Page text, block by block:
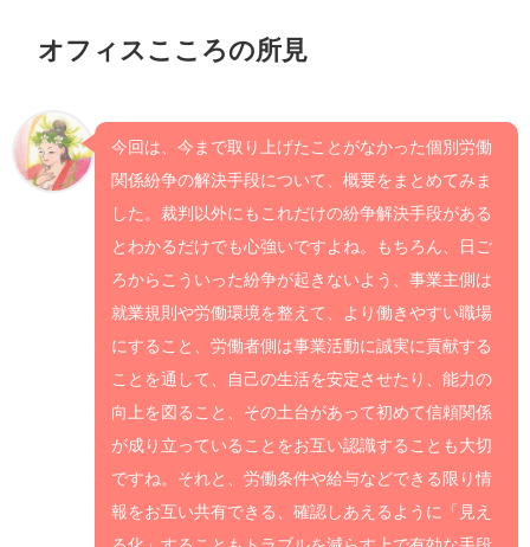
オフィスこころの所見
今回は、今まで取り上げたことがなかった個別労働
関係紛争の解決手段について、概要をまとめてみま
した。裁判以外にもこれだけの紛争解決手段がある
とわかるだけでも心強いですよね。もちろん、日ご
ろからこういった紛争が起きないよう、事業主側は
就業規則や労働環境を整えて、より働きやすい職場
にすること、労働者側は事業活動に誠実に貢献する
ことを通して、自己の生活を安定させたり、能力の
向上を図ること、その土台があって初めて信頼関係
が成り立っていることをお互い認識することも大切
ですね。それと、労働条件や給与などできる限り情
報をお互い共有できる、確認しあえるように「見え